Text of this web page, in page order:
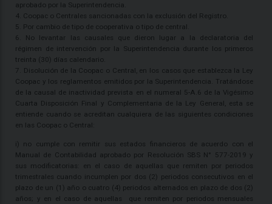
aprobado por la Superintendencia.
4. Coopac o Centrales sancionadas con la exclusión del Registro.
5. Por cambio de tipo de cooperativa o tipo de central.
6. No levantar las causales que dieron lugar a la declaratoria del
régimen de intervención por la Superintendencia durante los primeros
treinta (30) días calendario.
7. Disolución de la Coopac o Central, en los casos que establezca la Ley
Coopac y los reglamentos emitidos por la Superintendencia. Tratándose
de la causal de inactividad prevista en el numeral 5-A.6 de la Vigésimo
Cuarta Disposición Final y Complementaria de la Ley General, esta se
entiende cuando se acreditan cualquiera de las siguientes condiciones
en las Coopac o Central:
i) no cumple con remitir sus estados financieros de acuerdo con el
Manual de Contabilidad aprobado por Resolución SBS N° 577-2019 y
sus modificatorias: en el caso de aquellas que remiten por periodos
trimestrales cuando incumplen por dos (2) periodos consecutivos en el
plazo de un (1) año o cuatro (4) periodos alternados en plazo de dos (2)
años; y en el caso de aquellas que remiten por periodos mensuales